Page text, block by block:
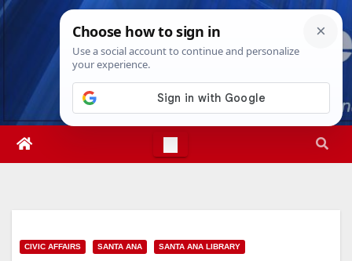
Skip
Mon. Aug 10th, 202612:13:08 PM
CIVIC AFFAIRS SANTA ANA SANTA ANA LIBRARY